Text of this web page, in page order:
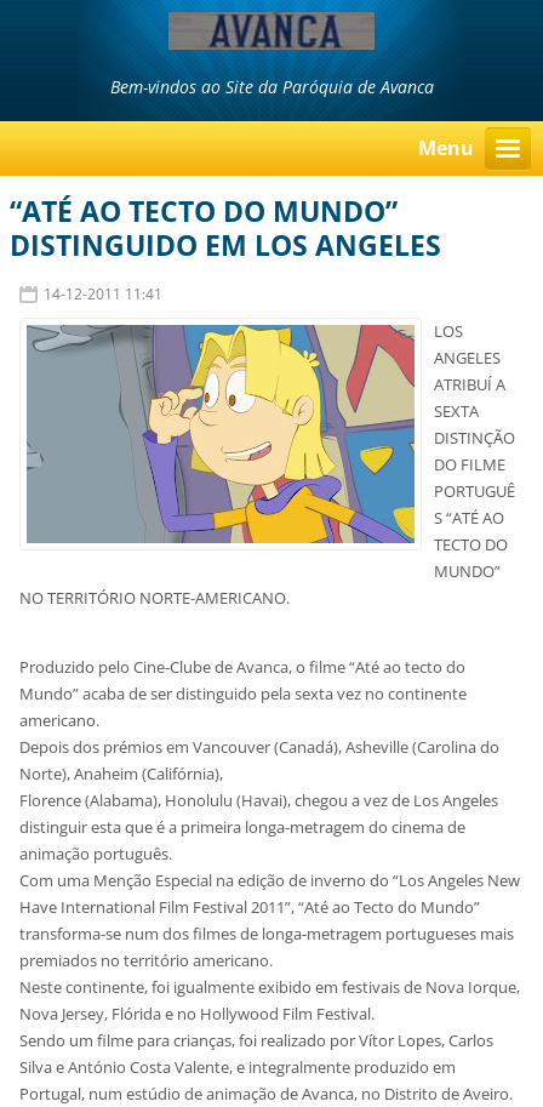
Bem-vindos ao Site da Paróquia de Avanca
Menu
“ATÉ AO TECTO DO MUNDO”
DISTINGUIDO EM LOS ANGELES
14-12-2011 11:41
LOS
ANGELES
ATRIBUÍ A
SEXTA
DISTINÇÃO
DO FILME
PORTUGUÊ
S “ATÉ AO
TECTO DO
MUNDO”
NO TERRITÓRIO NORTE-AMERICANO.
Produzido pelo Cine-Clube de Avanca, o filme “Até ao tecto do
Mundo” acaba de ser distinguido pela sexta vez no continente
americano.
Depois dos prémios em Vancouver (Canadá), Asheville (Carolina do
Norte), Anaheim (Califórnia),
Florence (Alabama), Honolulu (Havai), chegou a vez de Los Angeles
distinguir esta que é a primeira longa-metragem do cinema de
animação português.
Com uma Menção Especial na edição de inverno do “Los Angeles New
Have International Film Festival 2011”, “Até ao Tecto do Mundo”
transforma-se num dos filmes de longa-metragem portugueses mais
premiados no território americano.
Neste continente, foi igualmente exibido em festivais de Nova Iorque,
Nova Jersey, Flórida e no Hollywood Film Festival.
Sendo um filme para crianças, foi realizado por Vítor Lopes, Carlos
Silva e António Costa Valente, e integralmente produzido em
Portugal, num estúdio de animação de Avanca, no Distrito de Aveiro.